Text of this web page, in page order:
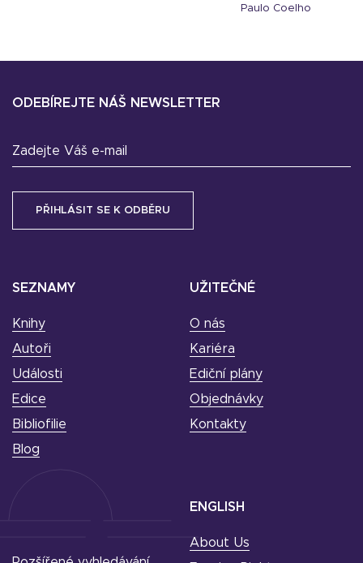
Paulo Coelho
SEZNAMY
Knihy
Autoři
Události
Edice
Bibliofilie
Blog
UŽITEČNÉ
O nás
Kariéra
Ediční plány
Objednávky
Kontakty
ODEBÍREJTE NÁŠ NEWSLETTER
Zadejte Váš e-mail
ENGLISH
About Us